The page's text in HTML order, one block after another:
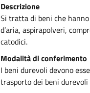
Descrizione
Si tratta di beni che
d’aria, aspirapolveri,
catodici.
Modalità di conferimento
I beni durevoli devono
trasporto dei beni